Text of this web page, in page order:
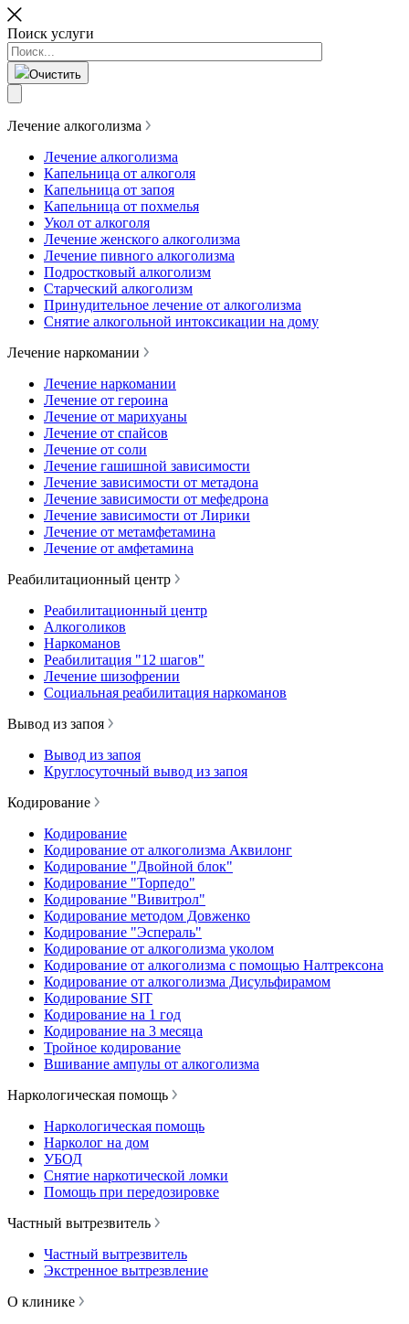
Поиск услуги
Очистить
Лечение алкоголизма
Лечение алкоголизма
Капельница от алкоголя
Капельница от запоя
Капельница от похмелья
Укол от алкоголя
Лечение женского алкоголизма
Лечение пивного алкоголизма
Подростковый алкоголизм
Старческий алкоголизм
Принудительное лечение от алкоголизма
Снятие алкогольной интоксикации на дому
Лечение наркомании
Лечение наркомании
Лечение от героина
Лечение от марихуаны
Лечение от спайсов
Лечение от соли
Лечение гашишной зависимости
Лечение зависимости от метадона
Лечение зависимости от мефедрона
Лечение зависимости от Лирики
Лечение от метамфетамина
Лечение от амфетамина
Реабилитационный центр
Реабилитационный центр
Алкоголиков
Наркоманов
Реабилитация "12 шагов"
Лечение шизофрении
Социальная реабилитация наркоманов
Вывод из запоя
Вывод из запоя
Круглосуточный вывод из запоя
Кодирование
Кодирование
Кодирование от алкоголизма Аквилонг
Кодирование "Двойной блок"
Кодирование "Торпедо"
Кодирование "Вивитрол"
Кодирование методом Довженко
Кодирование "Эспераль"
Кодирование от алкоголизма уколом
Кодирование от алкоголизма с помощью Налтрексона
Кодирование от алкоголизма Дисульфирамом
Кодирование SIT
Кодирование на 1 год
Кодирование на 3 месяца
Тройное кодирование
Вшивание ампулы от алкоголизма
Наркологическая помощь
Наркологическая помощь
Нарколог на дом
УБОД
Снятие наркотической ломки
Помощь при передозировке
Частный вытрезвитель
Частный вытрезвитель
Экстренное вытрезвление
О клинике